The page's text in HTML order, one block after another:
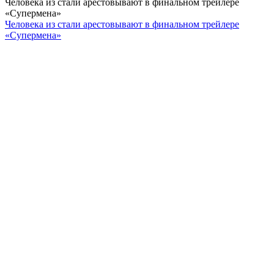
«Супермена»
Человека из стали арестовывают в финальном трейлере
«Супермена»